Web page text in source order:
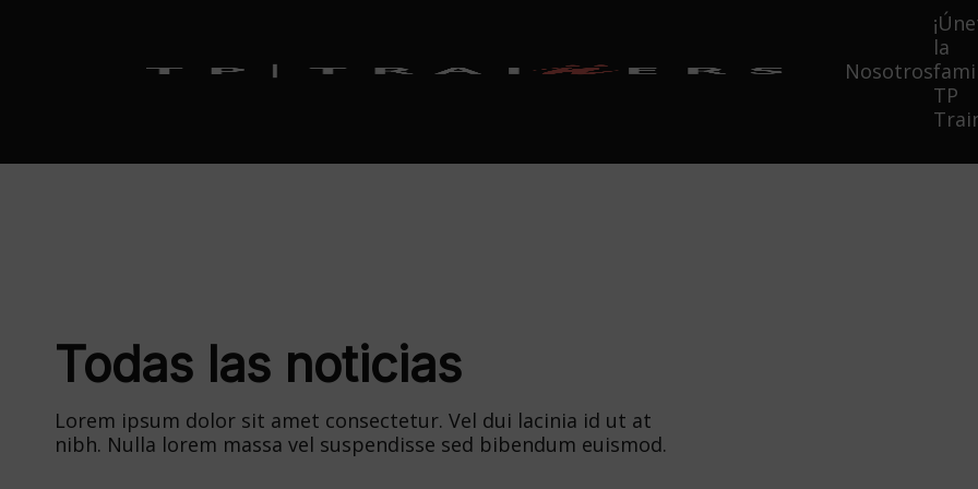
Nosotros
la
TP
Todas las noticias
Lorem ipsum dolor sit amet consectetur. Vel dui lacinia id ut at
nibh. Nulla lorem massa vel suspendisse sed bibendum euismod.